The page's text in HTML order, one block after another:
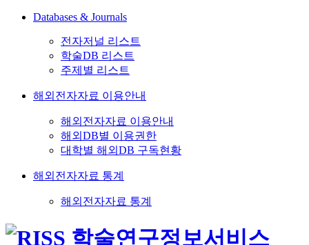
Databases & Journals
전자저널 리스트
학술DB 리스트
주제별 리스트
해외전자자료 이용안내
해외전자자료 이용안내
해외DB별 이용권한
대학별 해외DB 구독현황
해외전자자료 통계
해외전자자료 통계